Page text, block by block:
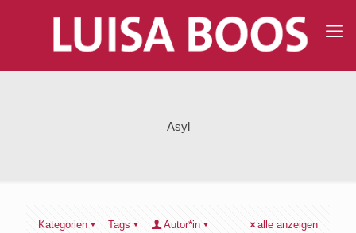
Asyl
Kategorien Tags Autor*in alle anzeigen